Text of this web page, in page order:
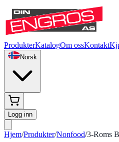
ProdukterKatalogOm ossKontakt
Norsk
Logg inn
Hjem/Produkter/Nonfood/3-Roms